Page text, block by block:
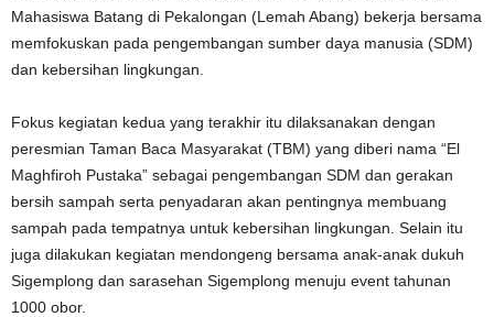
Mahasiswa Batang di Pekalongan (Lemah Abang) bekerja bersama
memfokuskan pada pengembangan sumber daya manusia (SDM)
dan kebersihan lingkungan.
Fokus kegiatan kedua yang terakhir itu dilaksanakan dengan
peresmian Taman Baca Masyarakat (TBM) yang diberi nama “El
Maghfiroh Pustaka” sebagai pengembangan SDM dan gerakan
bersih sampah serta penyadaran akan pentingnya membuang
sampah pada tempatnya untuk kebersihan lingkungan. Selain itu
juga dilakukan kegiatan mendongeng bersama anak-anak dukuh
Sigemplong dan sarasehan Sigemplong menuju event tahunan
1000 obor.